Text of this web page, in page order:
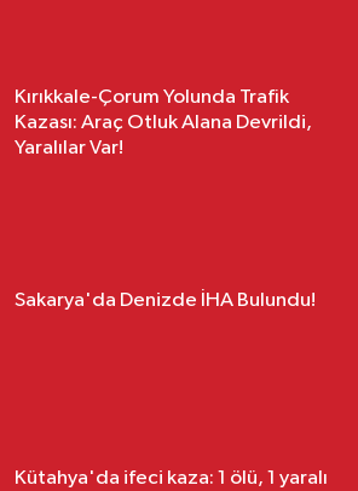
Kırıkkale-Çorum Yolunda Trafik
Kazası: Araç Otluk Alana Devrildi,
Yaralılar Var!
Sakarya'da Denizde İHA Bulundu!
Kütahya'da ifeci kaza: 1 ölü, 1 yaralı